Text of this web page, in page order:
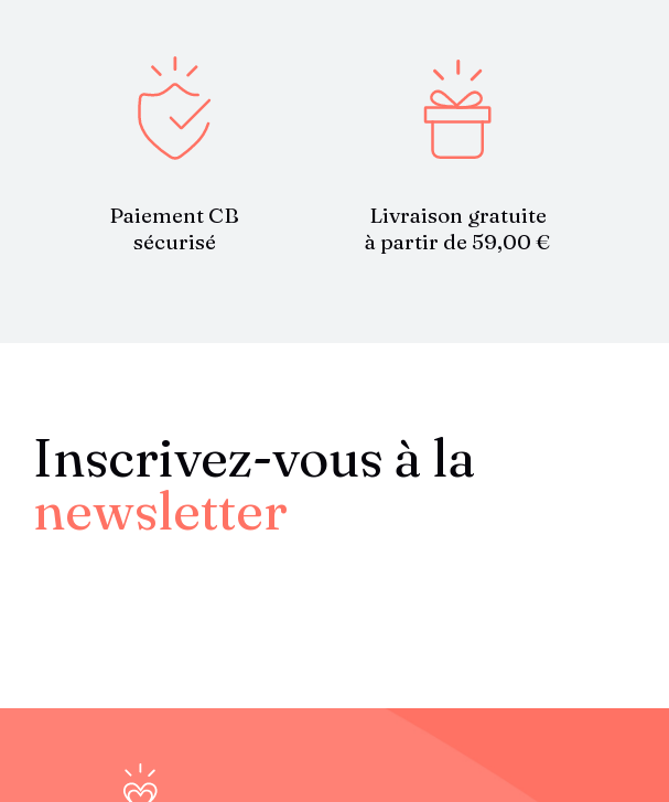
Paiement CB
sécurisé
Livraison gratuite
à partir de 59,00 €
Inscrivez-vous à la
newsletter